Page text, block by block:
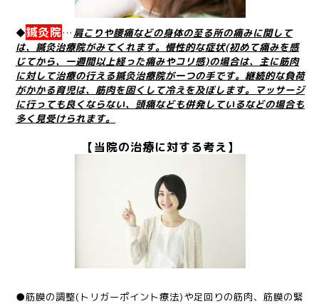
◆鍼灸院…肩こりや腰痛などの身体の至る所の痛みに関して
は、鍼灸治療院がみてくれます。慢性的な症状(初めて痛みを感
じてから、一週間以上経った痛みやコリ感)の場合は、主に筋肉
に対して治療の行える鍼灸治療院が一つの手です。継続的な負荷
がかかる育児は、筋肉を固くして冷えを及ぼします。マッサージ
に行っても良くならない、頭痛なども併発しているなどの場合も
多く見受けられます。
【当院の治療に対する考え】
●筋膜の調整(トリガーポイント療法)や足回りの筋肉、筋膜の緊